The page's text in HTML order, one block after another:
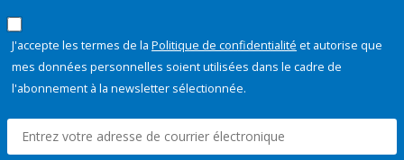
J'accepte les termes de la Politique de confidentialité et autorise que
mes données personnelles soient utilisées dans le cadre de
l'abonnement à la newsletter sélectionnée.